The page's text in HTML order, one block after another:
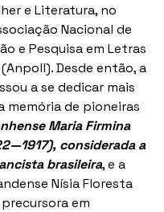
e Literatura, no
Nacional de
e Pesquisa em Letras
Desde então, a
a se dedicar mais
memória de pioneiras
Maria Firmina
considerada a
brasileira, e a
Nísia Floresta
em